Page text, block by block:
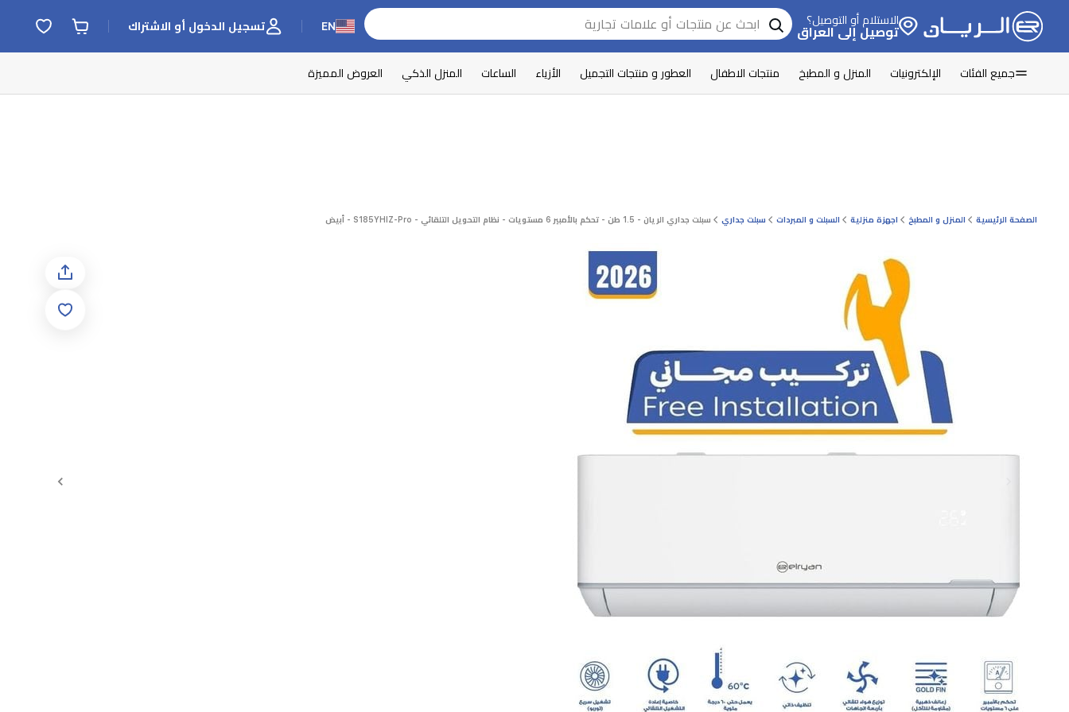
الاستلام أو التوصيل؟
توصيل إلى العراق EN تسجيل الدخول أو الاشتراك
جميع الفئات الإلكترونيات المنزل و المطبخ منتجات الاطفال العطور و منتجات التجميل الأزياء الساعات المنزل الذكي العروض المميزة
الصفحة الرئيسية المنزل و المطبخ اجهزة منزلية السبلت و المبردات سبلت جداري سبلت جداري الريان - 1.5 طن - تحكم بالأمبير 6 مستويات - نظام التحويل التلقائي - S185YHIZ-Pro - أبيض